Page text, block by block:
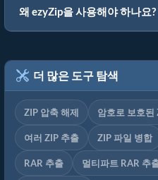
왜 ezyZip을 사용해야 하나요?
더 많은 도구 탐색
ZIP 압축 해제 암호로 보호된
여러 ZIP 추출 ZIP 파일 병합
RAR 추출 멀티파트 RAR 추